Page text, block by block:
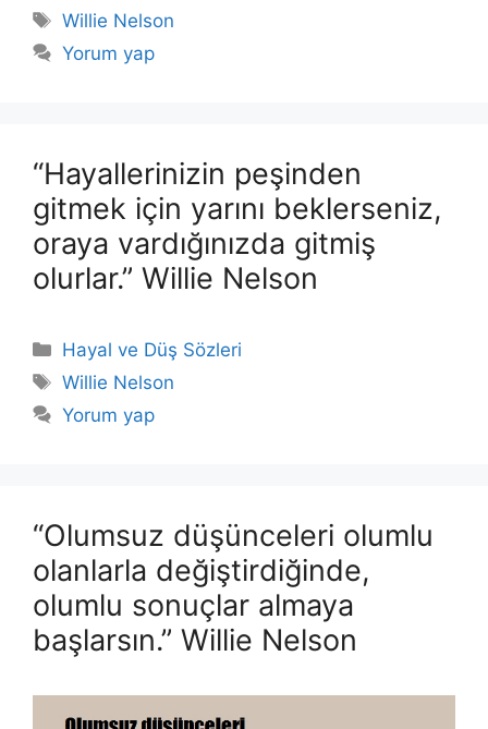
Etiketler
Willie Nelson
Yorum yap
“Hayallerinizin peşinden
gitmek için yarını beklerseniz,
oraya vardığınızda gitmiş
olurlar.” Willie Nelson
Kategoriler
Hayal ve Düş Sözleri
Etiketler
Willie Nelson
Yorum yap
“Olumsuz düşünceleri olumlu
olanlarla değiştirdiğinde,
olumlu sonuçlar almaya
başlarsın.” Willie Nelson